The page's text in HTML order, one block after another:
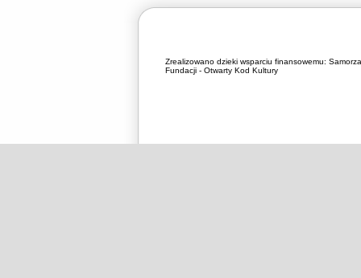
Zrealizowano dzieki wsparciu finansowemu:
Fundacji - Otwarty Kod Kultury